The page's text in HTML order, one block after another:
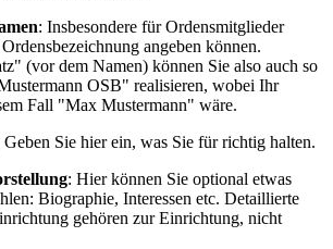
: Insbesondere für Ordensmitglieder
angeben können.
(vor dem Namen) können Sie also auch so
OSB" realisieren, wobei Ihr
Fall "Max Mustermann" wäre.
Geben Sie hier ein, was Sie für richtig halten.
: Hier können Sie optional etwas
Biographie, Interessen etc. Detaillierte
gehören zur Einrichtung, nicht